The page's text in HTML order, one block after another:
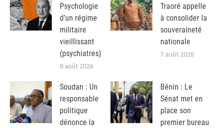
Psychologie
d’un régime
militaire
vieillissant
(psychiatres)
8 août 2026
Traoré appelle
à consolider la
souveraineté
nationale
7 août 2026
Soudan : Un
responsable
politique
dénonce la
Bénin : Le
Sénat met en
place son
premier bureau